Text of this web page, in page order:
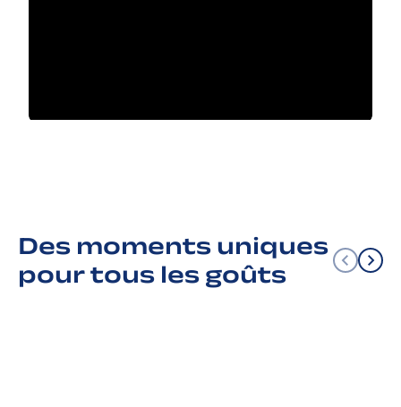
Des moments uniques
pour tous les goûts